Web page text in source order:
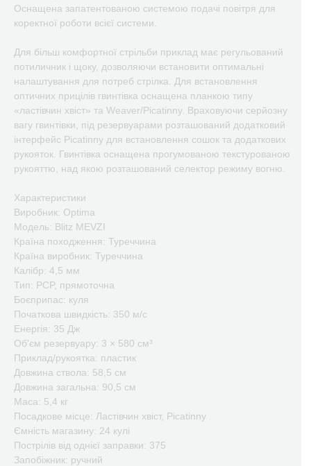
Оснащена запатентованою системою подачі повітря для
коректної роботи всієї системи.
Для більш комфортної стрільби приклад має регульований
потиличник і щоку, дозволяючи встановити оптимальні
налаштування для потреб стрілка. Для встановлення
оптичних прицілів гвинтівка оснащена планкою типу
«ластівчин хвіст» та Weaver/Picatinny. Враховуючи серйозну
вагу гвинтівки, під резервуарами розташований додатковий
інтерфейс Picatinny для встановлення сошок та додаткових
рукояток. Гвинтівка оснащена прогумованою текстурованою
рукояттю, над якою розташований селектор режиму вогню.
Характеристики
Виробник: Optima
Модель: Blitz MEVZI
Країна походження: Туреччина
Країна виробник: Туреччина
Калібр: 4,5 мм
Тип: PCP, прямоточна
Боєприпас: куля
Початкова швидкість: 350 м/с
Енергія: 35 Дж
Об'єм резервуару: 3 × 580 см³
Приклад/рукоятка: пластик
Довжина ствола: 58,5 см
Довжина загальна: 90,5 см
Маса: 5,4 кг
Посадкове місце: Ластівчин хвіст, Picatinny
Ємність магазину: 24 кулі
Пострілів від однієї заправки: 375
Запобіжник: ручний